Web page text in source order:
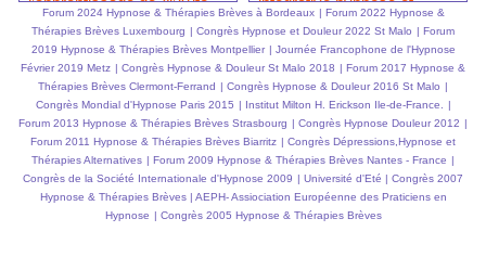
EMDR - IMO ®» par
Laurent GROSS au Forum
de Bordeaux.
EMDR-IMO ® ?
Forum 2024 Hypnose & Thérapies Brèves à Bordeaux | Forum 2022 Hypnose &
Thérapies Brèves Luxembourg | Congrès Hypnose et Douleur 2022 St Malo | Forum
2019 Hypnose & Thérapies Brèves Montpellier | Journée Francophone de l'Hypnose
Février 2019 Metz | Congrès Hypnose & Douleur St Malo 2018 | Forum 2017 Hypnose &
Thérapies Brèves Clermont-Ferrand | Congrès Hypnose & Douleur 2016 St Malo |
Congrès Mondial d'Hypnose Paris 2015 | Institut Milton H. Erickson Ile-de-France. |
Forum 2013 Hypnose & Thérapies Brèves Strasbourg | Congrès Hypnose Douleur 2012 |
Forum 2011 Hypnose & Thérapies Brèves Biarritz | Congrès Dépressions,Hypnose et
Thérapies Alternatives | Forum 2009 Hypnose & Thérapies Brèves Nantes - France |
Congrès de la Société Internationale d'Hypnose 2009 | Université d'Eté | Congrès 2007
Hypnose & Thérapies Brèves | AEPH- Assiociation Européenne des Praticiens en
Hypnose | Congrès 2005 Hypnose & Thérapies Brèves